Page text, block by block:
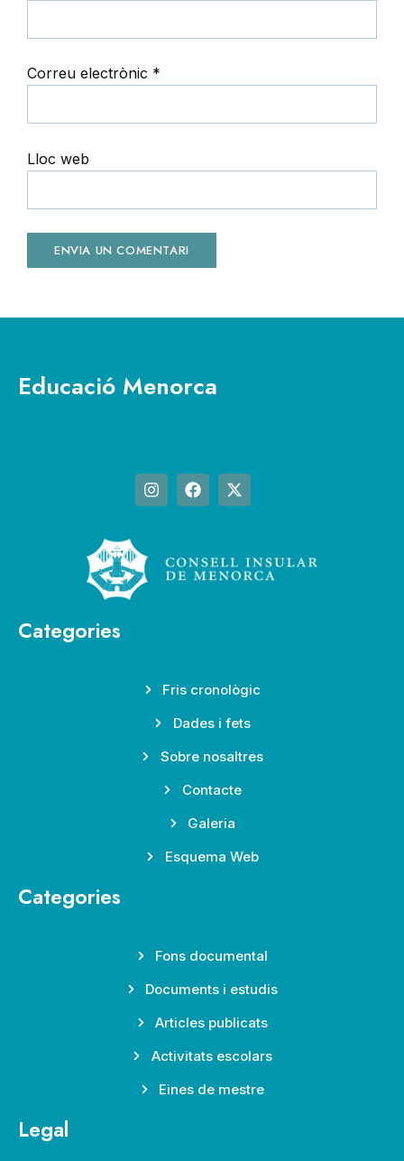
Correu electrònic *
Lloc web
Educació Menorca
Categories
Fris cronològic
Dades i fets
Sobre nosaltres
Contacte
Galeria
Esquema Web
Categories
Fons documental
Documents i estudis
Articles publicats
Activitats escolars
Eines de mestre
Legal